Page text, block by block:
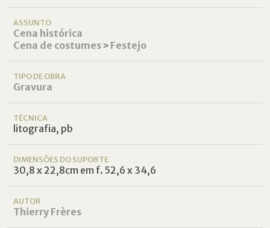
ASSUNTO
Cena histórica
Cena de costumes˃ Festejo
TIPO DE OBRA
Gravura
TÉCNICA
litografia, pb
DIMENSÕES DO SUPORTE
30,8 x 22,8cm em f. 52,6 x 34,6
AUTOR
Thierry Frères